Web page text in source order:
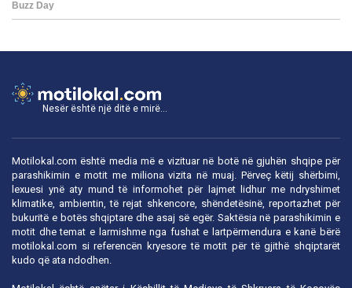
Nesër është një ditë e mirë...
Motilokal.com është media më e vizituar në botë në gjuhën shqipe për
parashikimin e motit me miliona vizita në muaj. Përveç këtij shërbimi,
lexuesi ynë aty mund të informohet për lajmet lidhur me ndryshimet
klimatike, ambientin, të rejat shkencore, shëndetësinë, reportazhet për
bukuritë e botës shqiptare dhe asaj së egër. Saktësia në parashikimin e
motit dhe temat e larmishme nga fushat e lartpërmendura e kanë bërë
motilokal.com si referencën kryesore të motit për të gjithë shqiptarët
kudo që ata ndodhen.